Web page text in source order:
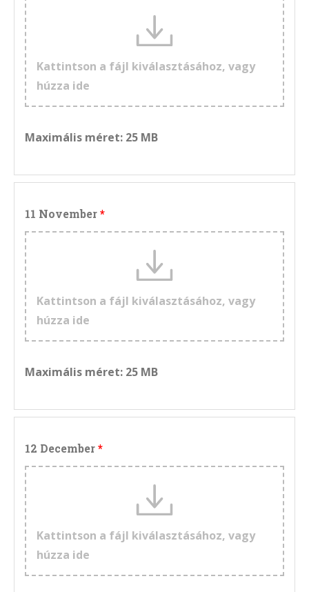
Kattintson a fájl kiválasztásához, vagy
húzza ide
Maximális méret: 25 MB
11 November
Kattintson a fájl kiválasztásához, vagy
húzza ide
Maximális méret: 25 MB
12 December
Kattintson a fájl kiválasztásához, vagy
húzza ide